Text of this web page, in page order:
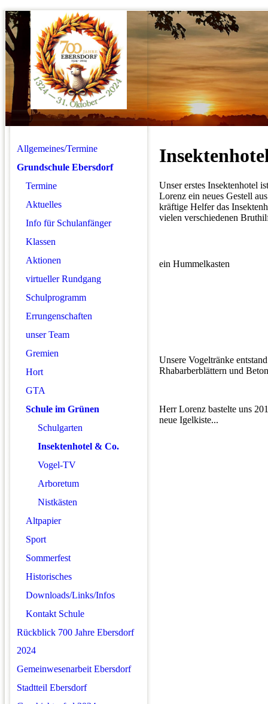
Allgemeines/Termine
Grundschule Ebersdorf
Termine
Aktuelles
Info für Schulanfänger
Klassen
Aktionen
virtueller Rundgang
Schulprogramm
Errungenschaften
unser Team
Gremien
Hort
GTA
Schule im Grünen
Schulgarten
Insektenhotel & Co.
Vogel-TV
Arboretum
Nistkästen
Altpapier
Sport
Sommerfest
Historisches
Downloads/Links/Infos
Kontakt Schule
Rückblick 700 Jahre Ebersdorf
2024
Gemeinwesenarbeit Ebersdorf
Stadtteil Ebersdorf
Unser erstes Insektenhotel
Lorenz ein neues Gestell
kräftige Helfer das
vielen verschiedenen
ein Hummelkasten
Unsere Vogeltränke
Rhabarberblättern und
Herr Lorenz bastelte uns
neue Igelkiste...